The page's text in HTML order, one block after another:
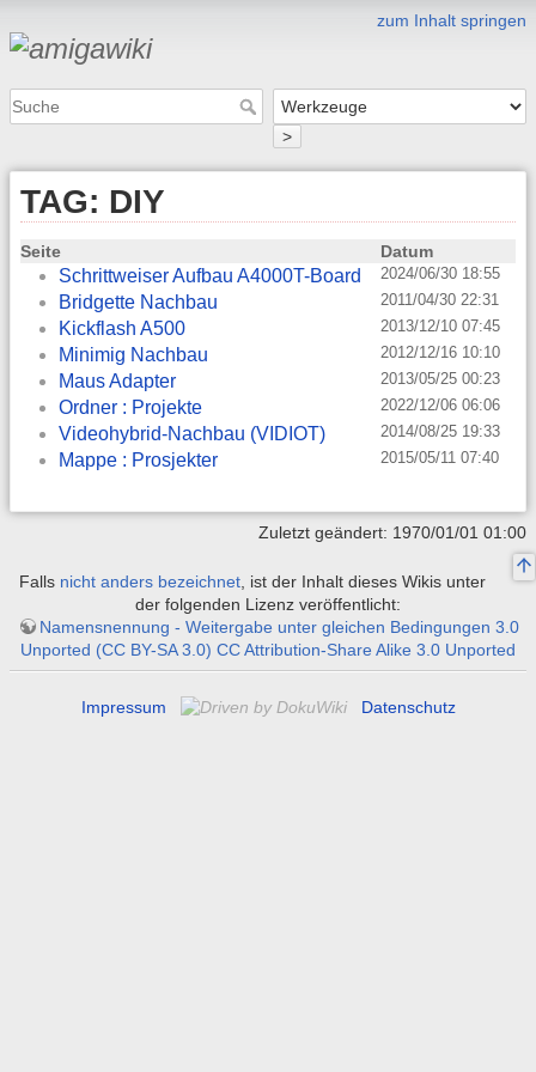
zum Inhalt springen
>
TAG: DIY
Seite Datum
Schrittweiser Aufbau A4000T-Board 2024/06/30 18:55
Bridgette Nachbau 2011/04/30 22:31
Kickflash A500 2013/12/10 07:45
Minimig Nachbau 2012/12/16 10:10
Maus Adapter 2013/05/25 00:23
Ordner : Projekte 2022/12/06 06:06
Videohybrid-Nachbau (VIDIOT) 2014/08/25 19:33
Mappe : Prosjekter 2015/05/11 07:40
Zuletzt geändert: 1970/01/01 01:00
Falls nicht anders bezeichnet , ist der Inhalt dieses Wikis unter
der folgenden Lizenz veröffentlicht:
Namensnennung - Weitergabe unter gleichen Bedingungen 3.0
Unported (CC BY-SA 3.0) CC Attribution-Share Alike 3.0 Unported
Impressum Datenschutz